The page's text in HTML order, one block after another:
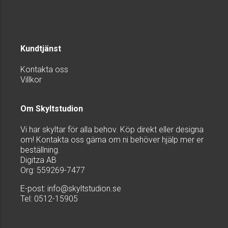
Kundtjänst
Kontakta oss
Villkor
Om Skyltstudion
Vi har skyltar för alla behov. Köp direkt eller designa
om! Kontakta oss gärna om ni behöver hjälp mer er
beställning.
Digitza AB
Org: 559269-7477
E-post: info@skyltstudion.se
Tel: 0512-15905